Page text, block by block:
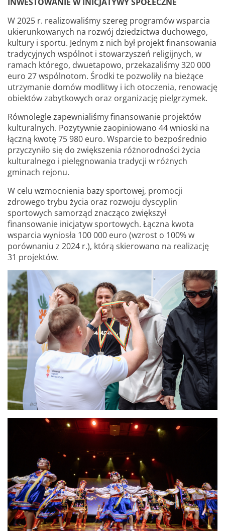
W 2025 r. realizowaliśmy szereg programów wsparcia
ukierunkowanych na rozwój dziedzictwa duchowego,
kultury i sportu. Jednym z nich był projekt finansowania
tradycyjnych wspólnot i stowarzyszeń religijnych, w
ramach którego, dwuetapowo, przekazaliśmy 320 000
euro 27 wspólnotom. Środki te pozwoliły na bieżące
utrzymanie domów modlitwy i ich otoczenia, renowację
obiektów zabytkowych oraz organizację pielgrzymek.
Równolegle zapewnialiśmy finansowanie projektów
kulturalnych. Pozytywnie zaopiniowano 44 wnioski na
łączną kwotę 75 980 euro. Wsparcie to bezpośrednio
przyczyniło się do zwiększenia różnorodności życia
kulturalnego i pielęgnowania tradycji w różnych
gminach rejonu.
W celu wzmocnienia bazy sportowej, promocji
zdrowego trybu życia oraz rozwoju dyscyplin
sportowych samorząd znacząco zwiększył
finansowanie inicjatyw sportowych. Łączna kwota
wsparcia wyniosła 100 000 euro (wzrost o 100% w
porównaniu z 2024 r.), którą skierowano na realizację
31 projektów.